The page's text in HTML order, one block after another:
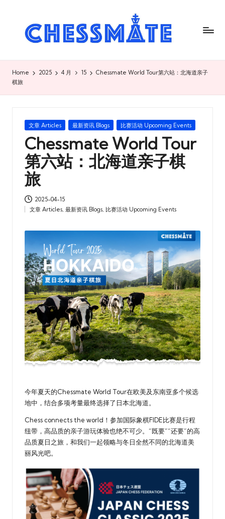
s
m
国
际
象
棋
俱
乐
部
Home 2025 4 月 15
Chessmate World Tour第六站：北海道亲子
棋旅
Posted
文章 Articles 最新资讯 Blogs 比赛活动 Upcoming Events
Chessmate World Tour
第六站：北海道亲子棋
旅
2025-04-15
Posted
文章 Articles, 最新资讯 Blogs, 比赛活动 Upcoming Events
今年夏天的Chessmate World Tour在欧美及东南亚多个候选
地中，结合多项考量最终选择了日本北海道。
Chess connects the world！参加国际象棋FIDE比赛是行程
纽带，高品质的亲子游玩体验也绝不可少。“既要”“还要”的高
品质夏日之旅，和我们一起领略与冬日全然不同的北海道美
丽风光吧。